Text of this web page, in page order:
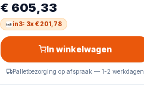
€ 605,33
in3: 3x € 201,78
In winkelwagen
Palletbezorging op afspraak — 1-2 werkdagen